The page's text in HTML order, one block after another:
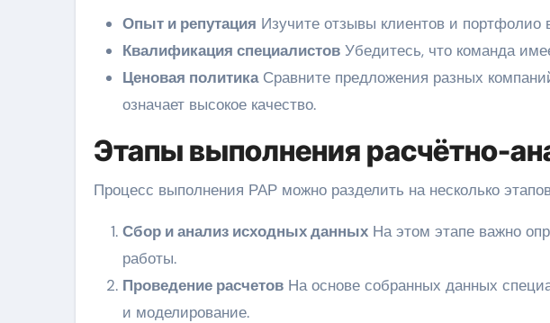
Опыт и репутация Изучите отзывы клиентов и портфолио
Квалификация специалистов Убедитесь, что команда
Ценовая политикаСравните предложения разных
означает высокое качество.
Этапы выполнения расчётно-
Процесс выполнения РАР можно разделить на несколько
Сбор и анализ исходных данных На этом этапе важно
работы.
Проведение расчетов На основе собранных данных
и моделирование.